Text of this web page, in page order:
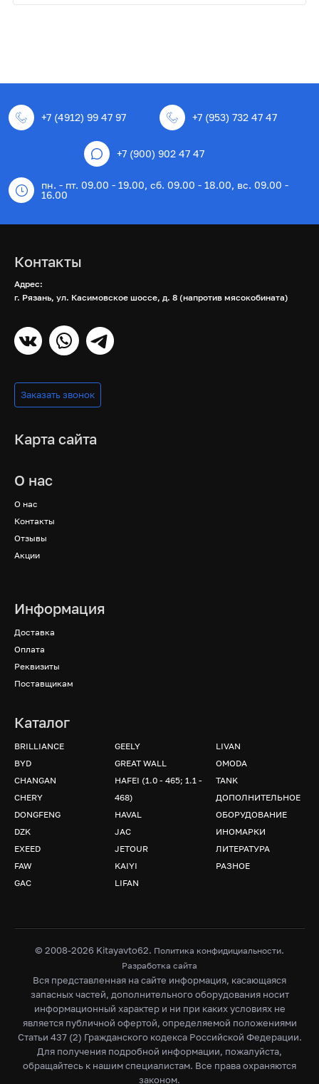
+7 (4912) 99 47 97 +7 (953) 732 47 47
+7 (900) 902 47 47
пн. - пт. 09.00 - 19.00, сб. 09.00 - 18.00, вс. 09.00 -
16.00
Контакты
Адрес:
г. Рязань, ул. Касимовское шоссе, д. 8 (напротив мясокобината)
Заказать звонок
Карта сайта
О нас
О нас
Контакты
Отзывы
Акции
Информация
Доставка
Оплата
Реквизиты
Поставщикам
Каталог
BRILLIANCE
BYD
CHANGAN
CHERY
DONGFENG
DZK
EXEED
FAW
GAC
GEELY
GREAT WALL
HAFEI (1.0 - 465; 1.1 -
468)
HAVAL
JAC
JETOUR
KAIYI
LIFAN
LIVAN
OMODA
TANK
ДОПОЛНИТЕЛЬНОЕ
ОБОРУДОВАНИЕ
ИНОМАРКИ
ЛИТЕРАТУРА
РАЗНОЕ
© 2008-2026 Kitayavto62. Политика конфидициальности.
Разработка сайта
Вся представленная на сайте информация, касающаяся
запасных частей, дополнительного оборудования носит
информационный характер и ни при каких условиях не
является публичной офертой, определяемой положениями
Статьи 437 (2) Гражданского кодекса Российской Федерации.
Для получения подробной информации, пожалуйста,
обращайтесь к нашим специалистам. Все права охраняются
законом.